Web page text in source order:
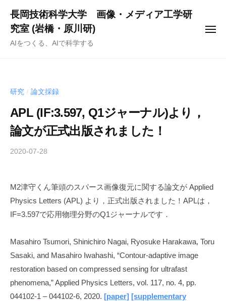
長岡技術科学大学 画像・メディア工学研
究室 (岩橋・原川研)
AIをつくる、AIで科学する
メ
研究 / 論文採録
APL (IF:3.597, Q1ジャーナル)より，
論文が正式出版されました！
2020-07-28
a
r
a
M2津守くん筆頭のスパース画像復元に関する論文が Applied
Physics Letters (APL) より，正式出版されました！APLは，
IF=3.597で応用物理分野のQ1ジャーナルです．
Masahiro Tsumori, Shinichiro Nagai, Ryosuke Harakawa, Toru
Sasaki, and Masahiro Iwahashi, “Contour-adaptive image
restoration based on compressed sensing for ultrafast
phenomena,” Applied Physics Letters, vol. 117, no. 4, pp.
044102-1 – 044102-6, 2020. [paper] [supplementary